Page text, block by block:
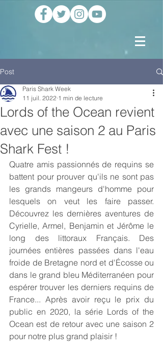
Post
Lords of the Ocean revient
avec une saison 2 au Paris
Shark Fest !
Paris Shark Week
11 juil. 2022 1 min de lecture
Quatre amis passionnés de requins se
battent pour prouver qu'ils ne sont pas
les grands mangeurs d'homme pour
lesquels on veut les faire passer.
Découvrez les dernières aventures de
Cyrielle, Armel, Benjamin et Jérôme le
long des littoraux Français. Des
journées entières passées dans l'eau
froide de Bretagne nord et d'Écosse ou
dans le grand bleu Méditerranéen pour
espérer trouver les derniers requins de
France... Après avoir reçu le prix du
public en 2020, la série Lords of the
Ocean est de retour avec une saison 2
pour notre plus grand plaisir !